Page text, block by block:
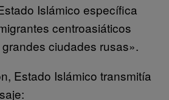
Islámico específica
centroasiáticos
ciudades rusas».
Estado Islámico transmitía